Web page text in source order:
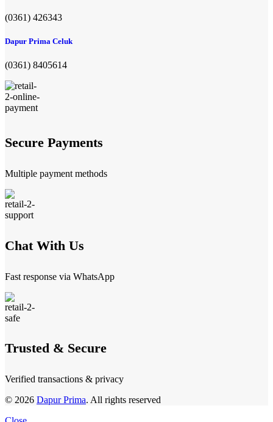
(0361) 426343
Dapur Prima Celuk
(0361) 8405614
Secure Payments
Multiple payment methods
Chat With Us
Fast response via WhatsApp
Trusted & Secure
Verified transactions & privacy
© 2026 Dapur Prima. All rights reserved